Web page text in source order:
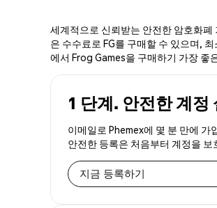
세계적으로 신뢰받는 안전한 암호화폐
은 수수료로 FG를 구매할 수 있으며,
에서 Frog Games을 구매하기 가장 좋
1 단계. 안전한 계정
이메일로 Phemex에 몇 분 만에 가
안전한 등록은 처음부터 계정을
지금 등록하기